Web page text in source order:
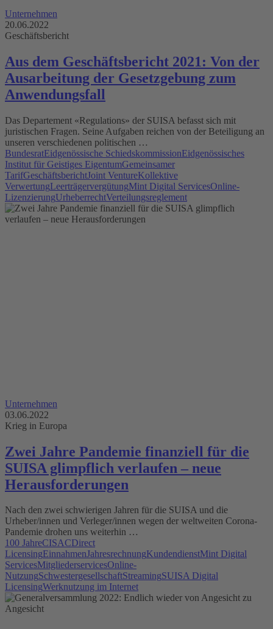
Unternehmen
20.06.2022
Geschäftsbericht
Aus dem Geschäftsbericht 2021: Von der
Ausarbeitung der Gesetzgebung zum
Anwendungsfall
Das Departement «Regulations» der SUISA befasst sich mit
juristischen Fragen. Seine Aufgaben reichen von der Beteiligung an
unseren verschiedenen politischen …
BundesratEidgenössische SchiedskommissionEidgenössisches
Institut für Geistiges EigentumGemeinsamer
TarifGeschäftsberichtJoint VentureKollektive
VerwertungLeerträgervergütungMint Digital ServicesOnline-
LizenzierungUrheberrechtVerteilungsreglement
Unternehmen
03.06.2022
Krieg in Europa
Zwei Jahre Pandemie finanziell für die
SUISA glimpflich verlaufen – neue
Herausforderungen
Nach den zwei schwierigen Jahren für die SUISA und die
Urheber/innen und Verleger/innen wegen der weltweiten Corona-
Pandemie drohen uns weiterhin …
100 JahreCISACDirect
LicensingEinnahmenJahresrechnungKundendienstMint Digital
ServicesMitgliederservicesOnline-
NutzungSchwestergesellschaftStreamingSUISA Digital
LicensingWerknutzung im Internet